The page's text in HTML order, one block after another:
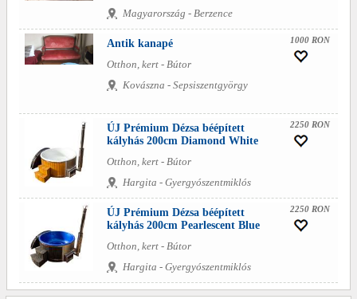
Magyarország - Berzence
Antik kanapé
Otthon, kert - Bútor
Kovászna - Sepsiszentgyörgy
1000 RON
ÚJ Prémium Dézsa béépített
kályhás 200cm Diamond White
Otthon, kert - Bútor
Hargita - Gyergyószentmiklós
2250 RON
ÚJ Prémium Dézsa béépített
kályhás 200cm Pearlescent Blue
Otthon, kert - Bútor
Hargita - Gyergyószentmiklós
2250 RON